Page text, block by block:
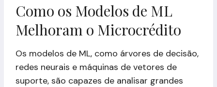
Como os Modelos de ML
Melhoram o Microcrédito
Os modelos de ML, como árvores de decisão,
redes neurais e máquinas de vetores de
suporte, são capazes de analisar grandes